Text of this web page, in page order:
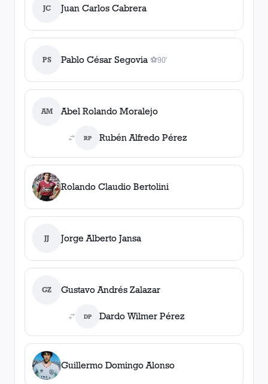
JC Juan Carlos Cabrera
PS Pablo César Segovia ⚽
1gol
90'
AM Abel Rolando Moralejo
RP Rubén Alfredo Pérez
Rolando Claudio Bertolini
JJ Jorge Alberto Jansa
GZ Gustavo Andrés Zalazar
DP Dardo Wilmer Pérez
Guillermo Domingo Alonso